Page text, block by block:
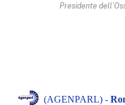
Presidente
(AGENPARL) -